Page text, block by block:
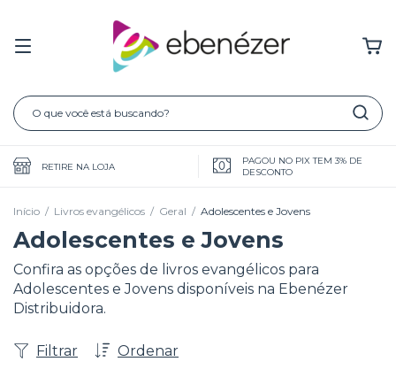
RETIRE NA LOJA
PAGOU NO PIX TEM 3% DE
DESCONTO
Início / Livros evangélicos / Geral / Adolescentes e Jovens
Adolescentes e Jovens
Confira as opções de livros evangélicos para
Adolescentes e Jovens disponíveis na Ebenézer
Distribuidora.
Ordenar
Filtrar